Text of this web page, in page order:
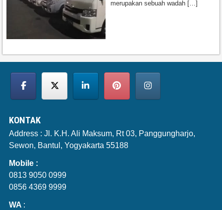
merupakan sebuah wadah […]
KONTAK
Address : Jl. K.H. Ali Maksum, Rt 03, Panggungharjo,
Sewon, Bantul, Yogyakarta 55188
Mobile :
0813 9050 0999
0856 4369 9999
WA :